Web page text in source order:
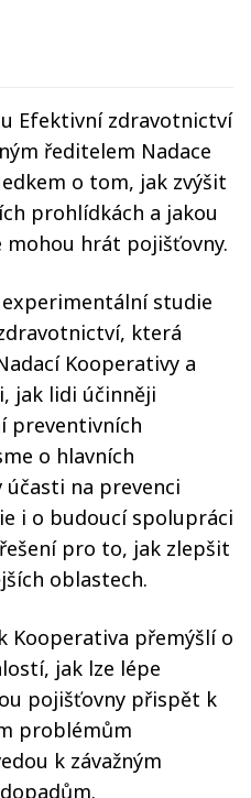
Efektivní zdravotnictví
ředitelem Nadace
o tom, jak zvýšit
prohlídkách a jakou
hrát pojišťovny.
studie
která
Kooperativy a
jak lidi účinněji
preventivních
o hlavních
na prevenci
i o budoucí spolupráci
pro to, jak zlepšit
oblastech.
Kooperativa přemýšlí o
jak lze lépe
pojišťovny přispět k
problémům
k závažným